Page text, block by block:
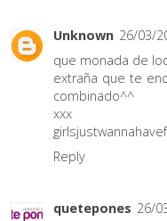
Unknown 26/03/
que monada de
extraña que te
combinado^^
xxx
Reply
quetepones 26/